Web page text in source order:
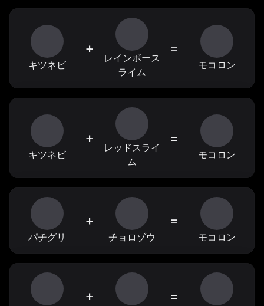
キツネビ
+
レインボース
ライム
=
モコロン
キツネビ
+
レッドスライ
ム
=
モコロン
パチグリ
+
チョロゾウ
=
モコロン
+ =